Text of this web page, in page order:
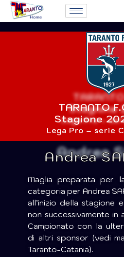
TARANTO
Stagione
Lega Pro – serie
Andrea
Maglia preparata per
categoria per Andrea
all’inizio della stagione
non successivamente in
Campionato con la
di altri sponsor (vedi
Taranto-Catania).